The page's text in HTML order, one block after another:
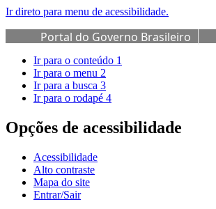
Ir direto para menu de acessibilidade.
Portal do Governo Brasileiro
Ir para o conteúdo 1
Ir para o menu 2
Ir para a busca 3
Ir para o rodapé 4
Opções de acessibilidade
Acessibilidade
Alto contraste
Mapa do site
Entrar/Sair